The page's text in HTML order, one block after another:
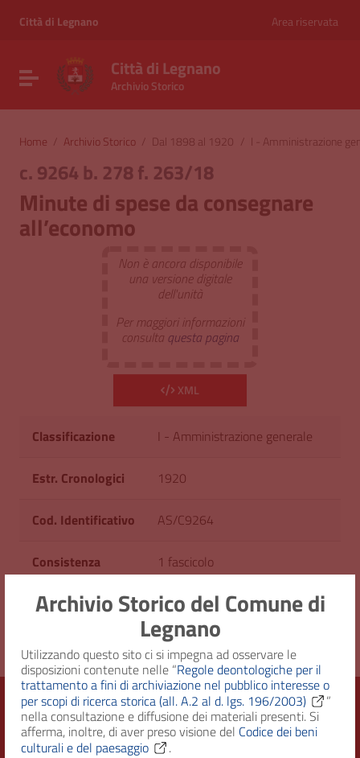
Archivio Storico del Comune di
Legnano
Utilizzando questo sito ci si impegna ad osservare le
disposizioni contenute nelle “Regole deontologiche per il
trattamento a fini di archiviazione nel pubblico interesse o
per scopi di ricerca storica (all. A.2 al d. lgs. 196/2003)
”
nella consultazione e diffusione dei materiali presenti. Si
afferma, inoltre, di aver preso visione del Codice dei beni
culturali e del paesaggio
.
Vai al menu di navigazione
Città di Legnano Area riservata
Attiva / disattiva la navigazione
Città di Legnano
Archivio Storico
Home / Archivio Storico / Dal 1898 al 1920 / I - Amministrazione
c. 9264 b. 278 f. 263/18
Minute di spese da consegnare
all’economo
Non è ancora disponibile
una versione digitale
dell'unità
Per maggiori informazioni
consulta questa pagina
XML
Classificazione I - Amministrazione generale
Estr. Cronologici 1920
Cod. Identificativo AS/C9264
Consistenza 1 fascicolo
Diritto d'accesso Uso pubblico
Città di Legnano – Archivio Storico